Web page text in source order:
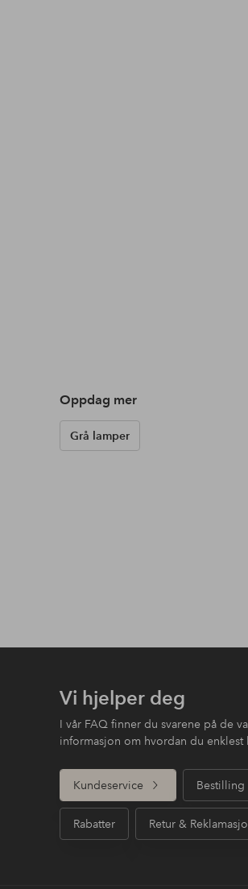
Oppdag mer
Grå lamper
Vi hjelper deg
I vår FAQ finner du svarene på de
informasjon om hvordan du enklest
Kundeservice Bestilling
Rabatter Retur &